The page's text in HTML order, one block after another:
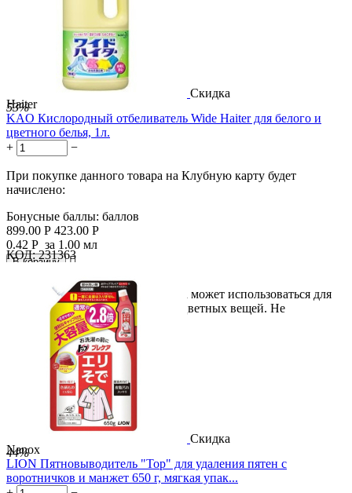
Скидка
53%
Haiter
KAO Кислородный отбеливатель Wide Haiter для белого и
цветного белья, 1л.
+
−
При покупке данного товара на Клубную карту будет
начислено:
Бонусные баллы: баллов
899.00 Р 423.00 Р
0.42 Р за 1.00 мл
В корзину

Отбеливатель кислородного типа может использоваться для
лучшего отстирывания белых и цветных вещей. Не
повреждает...
КОД: 231363
Скидка
44%
Nanox
LION Пятновыводитель "Top" для удаления пятен с
воротничков и манжет 650 г, мягкая упак...